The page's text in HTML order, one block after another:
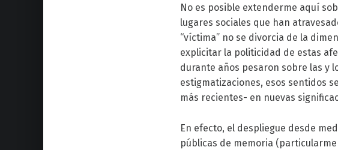
No es posible extenderme aquí
lugares sociales que han
“víctima” no se divorcia de la
explicitar la politicidad de estas
durante años pesaron sobre las y
estigmatizaciones, esos sentidos
más recientes- en nuevas
En efecto, el despliegue desde
públicas de memoria